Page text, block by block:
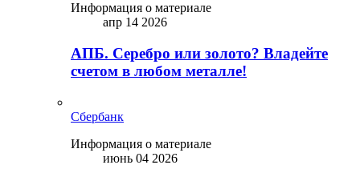
Информация о материале
апр 14 2026
АПБ. Серебро или золото? Владейте
счетом в любом металле!
Сбербанк
Информация о материале
июнь 04 2026